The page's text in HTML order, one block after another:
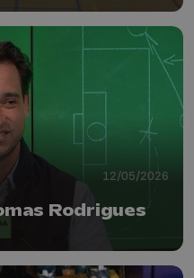
12/05/2026
Rodrigues